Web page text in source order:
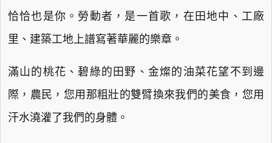
恰恰也是你。勞動者，是一首歌，在田地中、工廠
里、建築工地上譜寫著華麗的樂章。
滿山的桃花、碧綠的田野、金燦的油菜花望不到邊
際，農民，您用那粗壯的雙臂換來我們的美食，您用
汗水澆灌了我們的身體。